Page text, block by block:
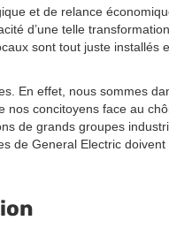
et de relance
d’une telle
sont tout juste installés
En effet, nous sommes
concitoyens face au
de grands groupes
de General Electric doivent